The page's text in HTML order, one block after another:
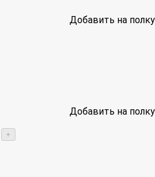
Добавить на полку
Добавить на полку
+